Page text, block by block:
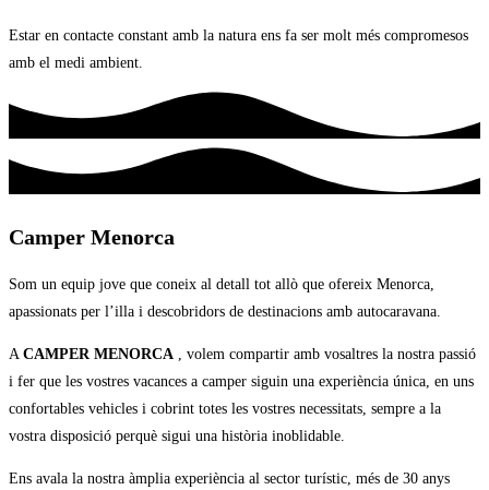
Estar en contacte constant amb la natura ens fa ser molt més compromesos
amb el medi ambient.
Camper Menorca
Som un equip jove que coneix al detall tot allò que ofereix Menorca,
apassionats per l’illa i descobridors de destinacions amb autocaravana.
A CAMPER MENORCA , volem compartir amb vosaltres la nostra passió
i fer que les vostres vacances a camper siguin una experiència única, en uns
confortables vehicles i cobrint totes les vostres necessitats, sempre a la
vostra disposició perquè sigui una història inoblidable.
Ens avala la nostra àmplia experiència al sector turístic, més de 30 anys